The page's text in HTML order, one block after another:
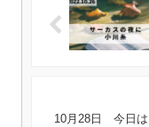
10月28日 今日は